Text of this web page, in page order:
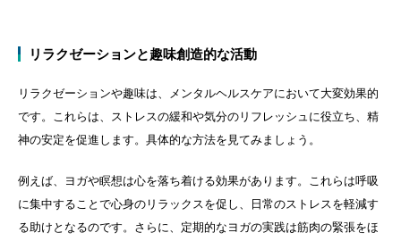
リラクゼーションと趣味創造的な活動
リラクゼーションや趣味は、メンタルヘルスケアにおいて大変効果的
です。これらは、ストレスの緩和や気分のリフレッシュに役立ち、精
神の安定を促進します。具体的な方法を見てみましょう。
例えば、ヨガや瞑想は心を落ち着ける効果があります。これらは呼吸
に集中することで心身のリラックスを促し、日常のストレスを軽減す
る助けとなるのです。さらに、定期的なヨガの実践は筋肉の緊張をほ